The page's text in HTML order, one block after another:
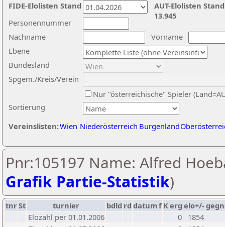
Nachname
Vorname
Ebene
Sortierung
Personennummer
Bundesland
Spgem./Kreis/Verein
Nur "österreichische" Spieler
Vereinslisten:Wien Niederösterreich Burgenland
AUT-Elolisten
13.945
FIDE-Elolisten Stand
Pnr:105197 Name: Alfred
Grafik Partie-Statistik)
tnrSt turnier bdld rd datumf Kerg elo+/-
Elozahl per 01.01.2006
0
1854